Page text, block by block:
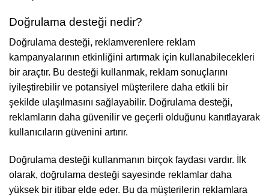
Doğrulama desteği nedir?
Doğrulama desteği, reklamverenlere reklam
kampanyalarının etkinliğini artırmak için kullanabilecekleri
bir araçtır. Bu desteği kullanmak, reklam sonuçlarını
iyileştirebilir ve potansiyel müşterilere daha etkili bir
şekilde ulaşılmasını sağlayabilir. Doğrulama desteği,
reklamların daha güvenilir ve geçerli olduğunu kanıtlayarak
kullanıcıların güvenini artırır.
Doğrulama desteği kullanmanın birçok faydası vardır. İlk
olarak, doğrulama desteği sayesinde reklamlar daha
yüksek bir itibar elde eder. Bu da müşterilerin reklamlara